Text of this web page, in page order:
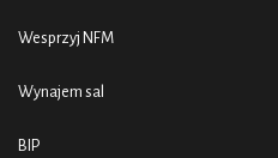
Wesprzyj NFM
Wynajem sal
BIP